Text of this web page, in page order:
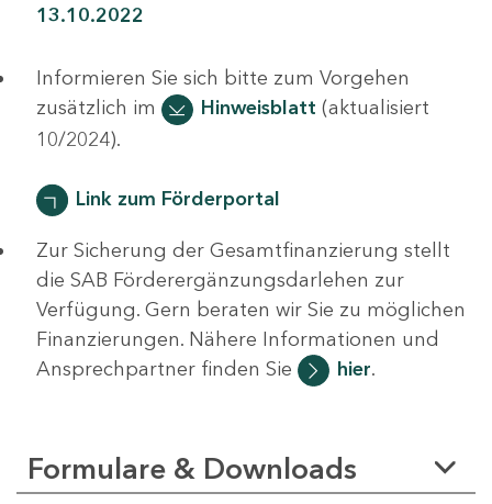
13.10.2022
Informieren Sie sich bitte zum Vorgehen
zusätzlich im
Hinweisblatt (aktualisiert
10/2024).
Link zum Förderportal
Zur Sicherung der Gesamtfinanzierung stellt
die SAB Förderergänzungsdarlehen zur
Verfügung. Gern beraten wir Sie zu möglichen
Finanzierungen. Nähere Informationen und
Ansprechpartner finden Sie
hier.
Formulare & Downloads